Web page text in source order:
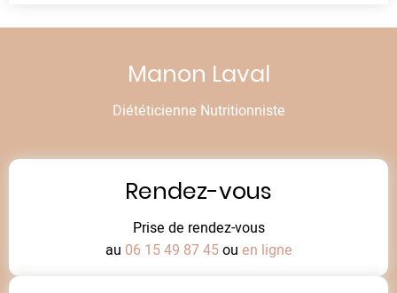
Manon Laval
Diététicienne Nutritionniste
Rendez-vous
Prise de rendez-vous
au 06 15 49 87 45ou en ligne